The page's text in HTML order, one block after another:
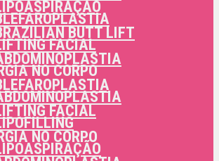
FACIAL
NO CORPO
BUTT LIFT
FACIAL
NO CORPO